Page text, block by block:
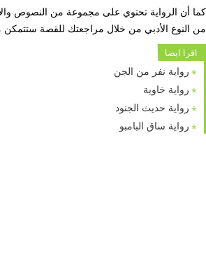
من النوع الأدبي من خلال مراجعتك للقصة
اقرا ايضا
رواية نفر من الجن
رواية خاوية
رواية حديث الجنود
رواية ساق البامبو